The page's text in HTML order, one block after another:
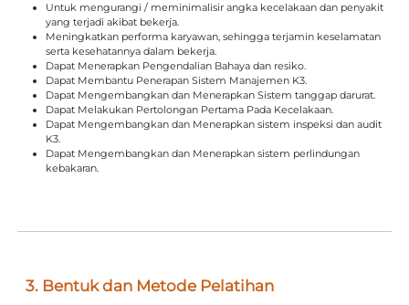
Untuk mengurangi / meminimalisir angka kecelakaan dan penyakit
yang terjadi akibat bekerja.
Meningkatkan performa karyawan, sehingga terjamin keselamatan
serta kesehatannya dalam bekerja.
Dapat Menerapkan Pengendalian Bahaya dan resiko.
Dapat Membantu Penerapan Sistem Manajemen K3.
Dapat Mengembangkan dan Menerapkan Sistem tanggap darurat.
Dapat Melakukan Pertolongan Pertama Pada Kecelakaan.
Dapat Mengembangkan dan Menerapkan sistem inspeksi dan audit
K3.
Dapat Mengembangkan dan Menerapkan sistem perlindungan
kebakaran.
3. Bentuk dan Metode Pelatihan